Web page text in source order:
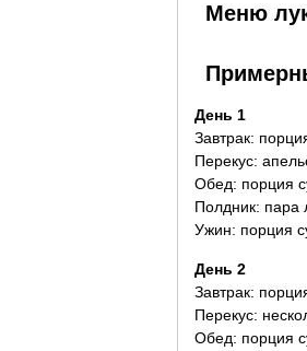
Меню
День 1
Завтрак:
Перекус:
Обед: порция
Полдник: пара
Ужин: порция
День 2
Завтрак:
Перекус:
Обед: порция